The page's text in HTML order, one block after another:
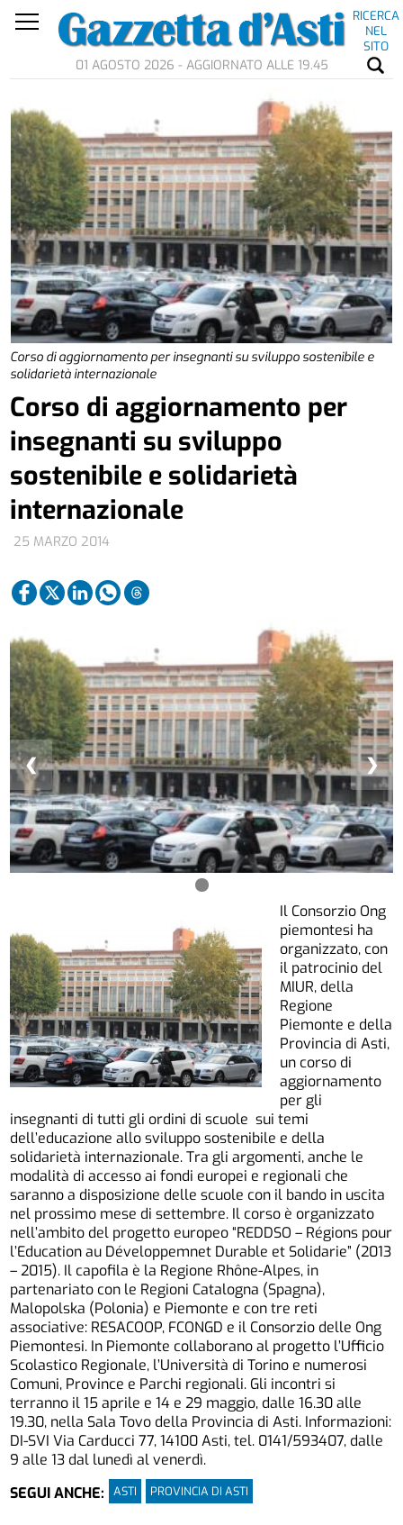
RICERCA
NEL
SITO
01 AGOSTO 2026 - AGGIORNATO ALLE 19.45
Corso di aggiornamento per insegnanti su sviluppo sostenibile e
solidarietà internazionale
25 MARZO 2014
Corso di aggiornamento per
insegnanti su sviluppo
sostenibile e solidarietà
internazionale
❮ ❯
Il Consorzio Ong
piemontesi ha
organizzato, con
il patrocinio del
MIUR, della
Regione
Piemonte e della
Provincia di Asti,
un corso di
aggiornamento
per gli
insegnanti di tutti gli ordini di scuole sui temi
dell’educazione allo sviluppo sostenibile e della
solidarietà internazionale. Tra gli argomenti, anche le
modalità di accesso ai fondi europei e regionali che
saranno a disposizione delle scuole con il bando in uscita
nel prossimo mese di settembre. Il corso è organizzato
nell’ambito del progetto europeo “REDDSO – Régions pour
l’Education au Développemnet Durable et Solidarie” (2013
– 2015). Il capofila è la Regione Rhône-Alpes, in
partenariato con le Regioni Catalogna (Spagna),
Malopolska (Polonia) e Piemonte e con tre reti
associative: RESACOOP, FCONGD e il Consorzio delle Ong
Piemontesi. In Piemonte collaborano al progetto l’Ufficio
Scolastico Regionale, l’Università di Torino e numerosi
Comuni, Province e Parchi regionali. Gli incontri si
terranno il 15 aprile e 14 e 29 maggio, dalle 16.30 alle
19.30, nella Sala Tovo della Provincia di Asti. Informazioni:
DI-SVI Via Carducci 77, 14100 Asti, tel. 0141/593407, dalle
9 alle 13 dal lunedì al venerdì.
SEGUI ANCHE:
ASTI PROVINCIA DI ASTI